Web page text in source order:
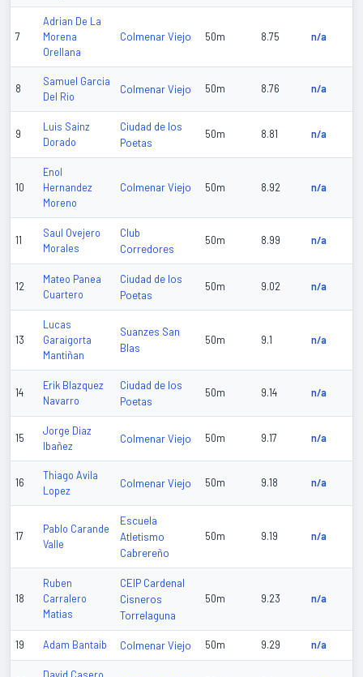
7
Adrian De La
Morena
Orellana
Colmenar Viejo 50m 8.75 n/a
8
Samuel Garcia
Del Rio
Colmenar Viejo 50m 8.76 n/a
9
Luis Sainz
Dorado
Ciudad de los
Poetas
50m 8.81 n/a
10
Enol
Hernandez
Moreno
Colmenar Viejo 50m 8.92 n/a
11
Saul Ovejero
Morales
Club
Corredores
50m 8.99 n/a
12
Mateo Panea
Cuartero
Ciudad de los
Poetas
50m 9.02 n/a
13
Lucas
Garaigorta
Mantiñan
Suanzes San
Blas
50m 9.1 n/a
14
Erik Blazquez
Navarro
Ciudad de los
Poetas
50m 9.14 n/a
15
Jorge Diaz
Ibañez
Colmenar Viejo 50m 9.17 n/a
16
Thiago Avila
Lopez
Colmenar Viejo 50m 9.18 n/a
17
Pablo Carande
Valle
Escuela
Atletismo
Cabrereño
50m 9.19 n/a
18
Ruben
Carralero
Matias
CEIP Cardenal
Cisneros
Torrelaguna
50m 9.23 n/a
19 Adam Bantaib Colmenar Viejo 50m 9.29 n/a